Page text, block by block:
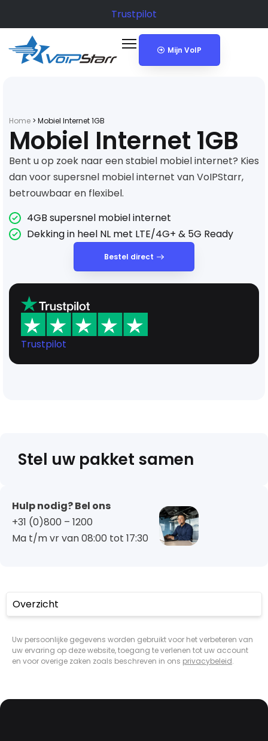
Trustpilot
Mijn VoIP
Home > Mobiel Internet 1GB
Mobiel Internet 1GB
Bent u op zoek naar een stabiel mobiel internet? Kies
dan voor supersnel mobiel internet van VoIPStarr,
betrouwbaar en flexibel.
4GB supersnel mobiel internet
Dekking in heel NL met LTE/4G+ & 5G Ready
Bestel direct
Trustpilot
Stel uw pakket samen
Hulp nodig? Bel ons
+31 (0)800 – 1200
Ma t/m vr van 08:00 tot 17:30
Overzicht
Uw persoonlijke gegevens worden gebruikt voor het verbeteren van
uw ervaring op deze website, toegang te verlenen tot uw account
en voor overige zaken zoals beschreven in ons privacybeleid.